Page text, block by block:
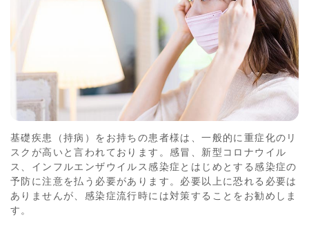
基礎疾患（持病）をお持ちの患者様は、一般的に重症化のリ
スクが高いと言われております。感冒、新型コロナウイル
ス、インフルエンザウイルス感染症とはじめとする感染症の
予防に注意を払う必要があります。必要以上に恐れる必要は
ありませんが、感染症流行時には対策することをお勧めしま
す。